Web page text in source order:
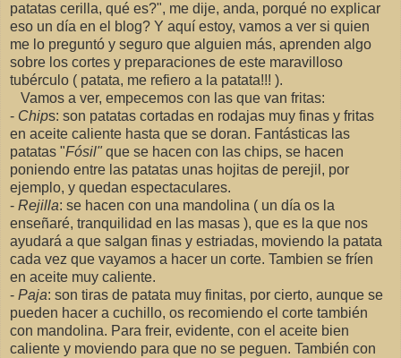
patatas cerilla, qué es?", me dije, anda, porqué no explicar
eso un día en el blog? Y aquí estoy, vamos a ver si quien
me lo preguntó y seguro que alguien más, aprenden algo
sobre los cortes y preparaciones de este maravilloso
tubérculo ( patata, me refiero a la patata!!! ).
Vamos a ver, empecemos con las que van fritas:
- Chips: son patatas cortadas en rodajas muy finas y fritas
en aceite caliente hasta que se doran. Fantásticas las
patatas "Fósil"que se hacen con las chips, se hacen
poniendo entre las patatas unas hojitas de perejil, por
ejemplo, y quedan espectaculares.
- Rejilla: se hacen con una mandolina ( un día os la
enseñaré, tranquilidad en las masas ), que es la que nos
ayudará a que salgan finas y estriadas, moviendo la patata
cada vez que vayamos a hacer un corte. Tambien se fríen
en aceite muy caliente.
- Paja: son tiras de patata muy finitas, por cierto, aunque se
pueden hacer a cuchillo, os recomiendo el corte también
con mandolina. Para freir, evidente, con el aceite bien
caliente y moviendo para que no se peguen. También con